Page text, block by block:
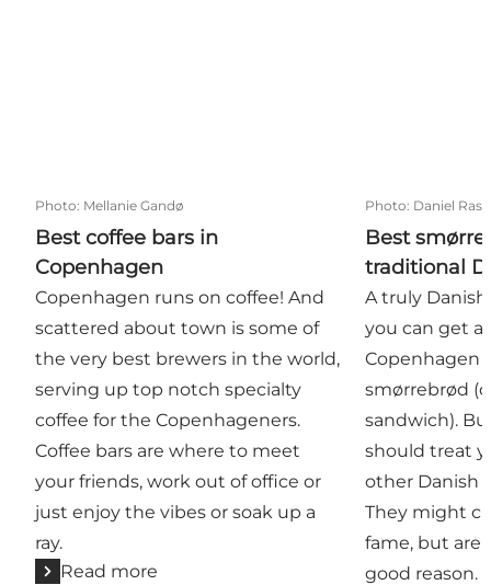
Photo: Mellanie Gandø
Best coffee bars in
Copenhagen
Copenhagen runs on coffee! And
scattered about town is some of
the very best brewers in the world,
serving up top notch specialty
coffee for the Copenhageners.
Coffee bars are where to meet
your friends, work out of office or
just enjoy the vibes or soak up a
ray.
Read more
Photo: Daniel
Best
traditional
A truly
you can get
Copenhagen
smørrebrød
sandwich).
should treat
other Danish
They might
fame, but are
good reason.